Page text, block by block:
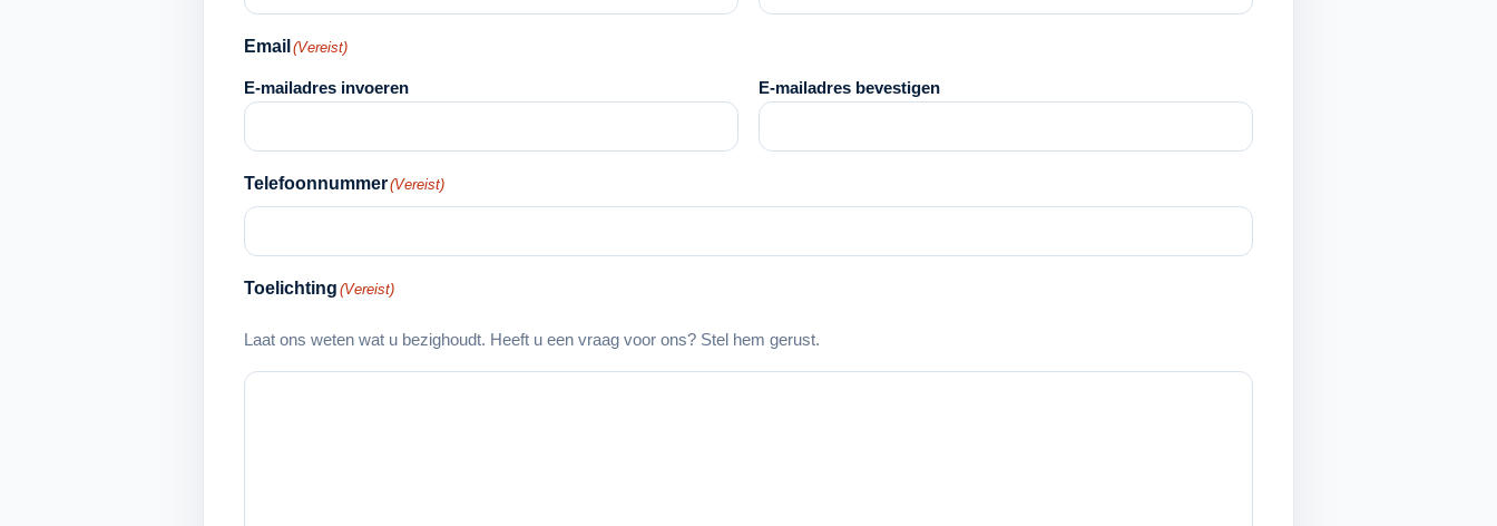
Email (Vereist)
E-mailadres invoeren E-mailadres bevestigen
Telefoonnummer(Vereist)
Toelichting (Vereist)
Laat ons weten wat u bezighoudt. Heeft u een vraag voor ons? Stel hem gerust.